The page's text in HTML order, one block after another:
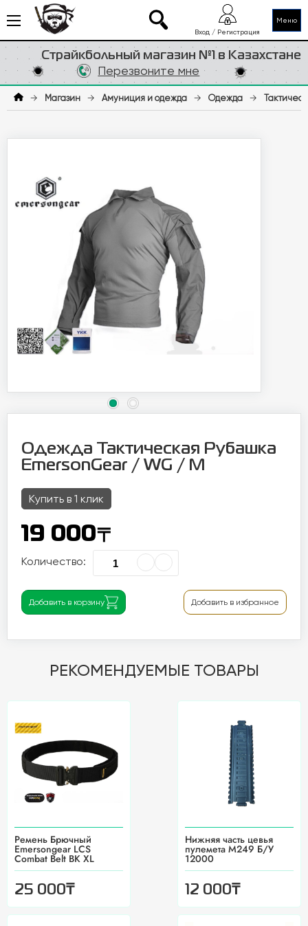
Меню
Страйкбольный магазин №1 в Казахстане
Вход / Регистрация
Перезвоните мне
→ Магазин → Амуниция и одежда → Одежда →
Одежда Тактическая Рубашка
EmersonGear / WG / M
Купить в 1 клик
19 000〒
Количество:
Добавить в корзину Добавить в избранное
РЕКОМЕНДУЕМЫЕ ТОВАРЫ
Ремень Брючный
Emersongear LCS
Combat Belt BK XL
25 000₸
Нижняя часть цевья
пулемета М249 Б/У
12000
12 000₸